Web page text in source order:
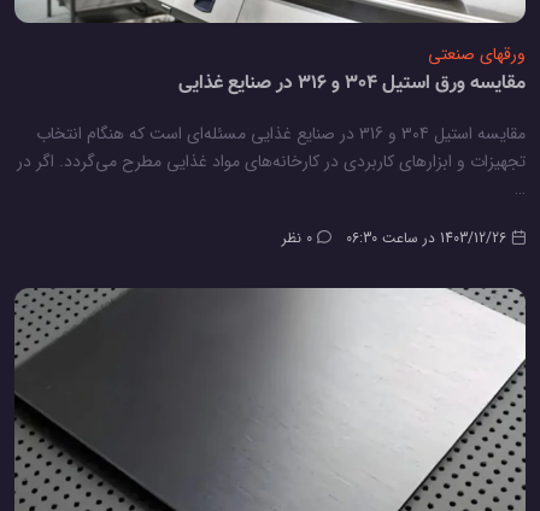
ورقهای صنعتی
مقایسه ورق استیل 304 و 316 در صنایع غذایی
مقایسه استیل 304 و 316 در صنایع غذایی مسئله‌ای است که هنگام انتخاب
تجهیزات و ابزارهای کاربردی در کارخانه‌های مواد غذایی مطرح می‌گردد. اگر در
…
1403/12/26 در ساعت 06:30 0 نظر